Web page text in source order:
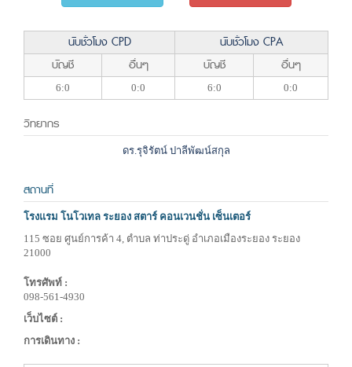
นับชั่วโมง CPD
นับชั่วโมง CPA
บัญชี
อื่นๆ บัญชี อื่นๆ
6:0 0:0 6:0 0:0
วิทยากร
ดร.รุจิรัตน์ ปาลีพัฒน์สกุล
สถานที่
โรงแรม โนโวเทล ระยอง สตาร์ คอนเวนชั่น เซ็นเตอร์
115 ซอย ศูนย์การค้า 4, ตำบล ท่าประดู่ อำเภอเมืองระยอง ระยอง
21000
โทรศัพท์ :
098-561-4930
เว็บไซต์ :
การเดินทาง :